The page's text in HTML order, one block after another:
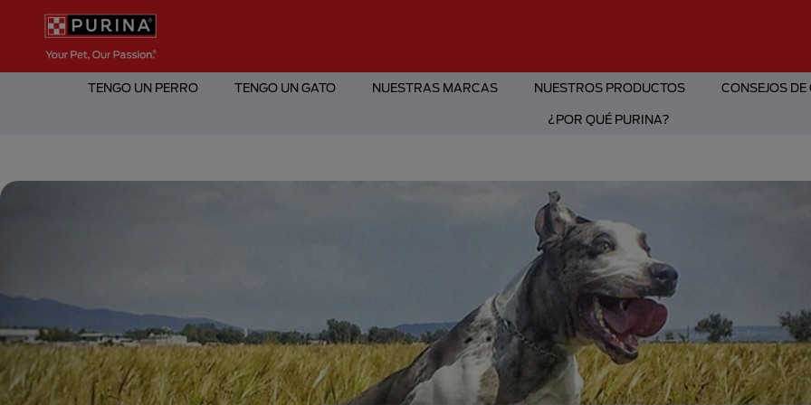
Pasar al contenido principal
Menú Secundario Purina
Menú Principal Purina
TENGO UN PERRO TENGO UN GATO NUESTRAS MARCAS NUESTROS PRODUCTOS CONSEJOS
¿POR QUÉ PURINA?